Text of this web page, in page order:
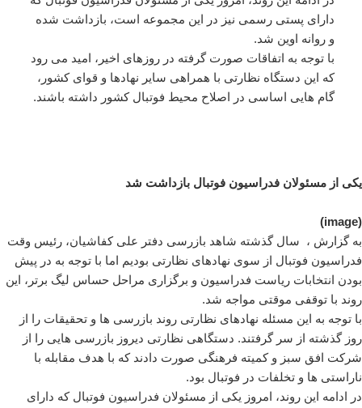
دارای پستی رسمی نیز در این مجموعه است، بازداشت شده
و روانه اوین شد.
با توجه به اتفاقات صورت گرفته در روزهای اخیر، امید می رود
که این دستگاه نظارتی با همراهی سایر نهادها و قوای کشور،
گام هایی اساسی در اصلاح محیط فوتبال کشور داشته باشند.
یکی از مسئولان فدراسیون فوتبال بازداشت شد
(image)
به گزارش ، سال گذشته شاهد بازرسی دفتر علی کفاشیان، رئیس وقت
فدراسیون فوتبال از سوی نهادهای نظارتی بودیم اما با توجه به در پیش
بودن انتخابات ریاست فدراسیون و برگزاری مراحل حساس لیگ برتر، این
روند با توقفی موقتی مواجه شد.
با توجه به این مسئله نهادهای نظارتی روند بازرسی ها و تحقیقات را از
روز گذشته از سر گرفتند. دستگاهی نظارتی دیروز بازرسی هایی را از
شرکت افق سبز و کمیته فرهنگی صورت دادند که با هدف مقابله با
ناراستی ها و تخلفات در فوتبال بود.
در ادامه این روند، امروز یکی از مسئولان فدراسیون فوتبال که دارای